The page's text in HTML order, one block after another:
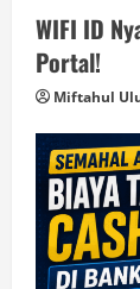
WIFI ID
Portal!
Miftahul